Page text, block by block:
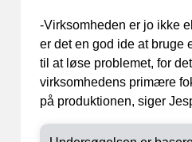
-Virksomheden er jo ikke
er det en god ide at bruge
til at løse problemet, for
virksomhedens primære
på produktionen, siger